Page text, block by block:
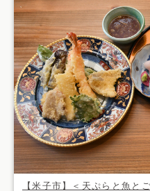
【米子市】＜天ぷらと魚と